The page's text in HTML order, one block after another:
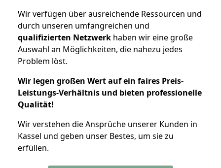
Wir verfügen über ausreichende Ressourcen und
durch unseren umfangreichen und
qualifizierten Netzwerk haben wir eine große
Auswahl an Möglichkeiten, die nahezu jedes
Problem löst.
Wir legen großen Wert auf ein faires Preis-
Leistungs-Verhältnis und bieten professionelle
Qualität!
Wir verstehen die Ansprüche unserer Kunden in
Kassel und geben unser Bestes, um sie zu
erfüllen.